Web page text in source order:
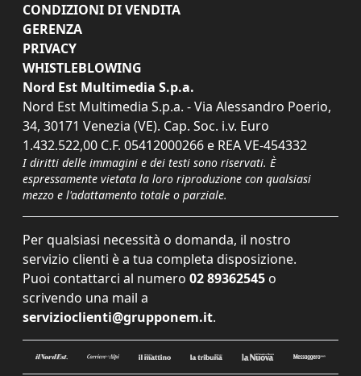
CONDIZIONI DI VENDITA
GERENZA
PRIVACY
WHISTLEBLOWING
Nord Est Multimedia S.p.a.
Nord Est Multimedia S.p.a. - Via Alessandro Poerio,
34, 30171 Venezia (VE). Cap. Soc. i.v. Euro
1.432.522,00 C.F. 05412000266 e REA VE-454332
I diritti delle immagini e dei testi sono riservati. È
espressamente vietata la loro riproduzione con qualsiasi
mezzo e l'adattamento totale o parziale.
Per qualsiasi necessità o domanda, il nostro
servizio clienti è a tua completa disposizione.
Puoi contattarci al numero 02 89362545 o
scrivendo una mail a
servizioclienti@grupponem.it.